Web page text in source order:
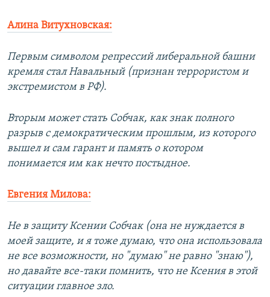
Алина Витухновская:
Первым символом репрессий либеральной башни
кремля стал Навальный (признан террористом и
экстремистом в РФ).
Вторым может стать Собчак, как знак полного
разрыв с демократическим прошлым, из которого
вышел и сам гарант и память о котором
понимается им как нечто постыдное.
Евгения Милова:
Не в защиту Ксении Собчак (она не нуждается в
моей защите, и я тоже думаю, что она использовала
не все возможности, но "думаю" не равно "знаю"),
но давайте все-таки помнить, что не Ксения в этой
ситуации главное зло.